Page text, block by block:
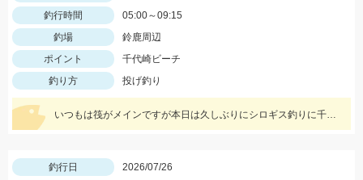
釣行時間
05:00～09:15
釣場
鈴鹿周辺
ポイント
千代崎ビーチ
釣り方
投げ釣り
いつもは筏がメインですが本日は久しぶりにシロギス釣りに千代崎ビーチへ 早朝にイシグロの自販機でゴールドイソメを購入しいざ千代崎ビーチへ、先客がたくさんいました。最初はセイゴの赤ちゃんが餌取りで苦労しましたが徐々にシロギスがヒットし帰る頃には他の魚の食い残しのエサでも食いついてきました。
釣行日
2026/07/26